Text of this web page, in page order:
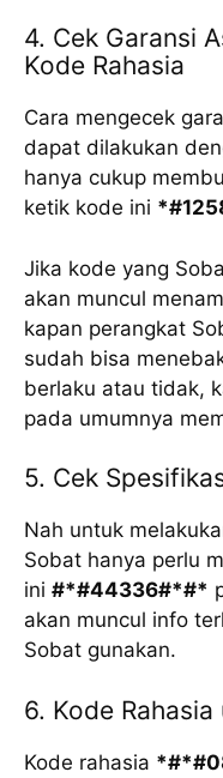
4. Cek Garansi
Kode Rahasia
Cara mengecek
dapat dilakukan
hanya cukup
ketik kode ini
Jika kode yang
akan muncul
kapan perangkat
sudah bisa
berlaku atau tidak,
pada umumnya
5. Cek
Nah untuk
Sobat hanya perlu
ini #*#44336#*#*
akan muncul info
Sobat gunakan.
6. Kode
Kode rahasia